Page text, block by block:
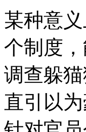
某种意
个制度
调查躲
直引以